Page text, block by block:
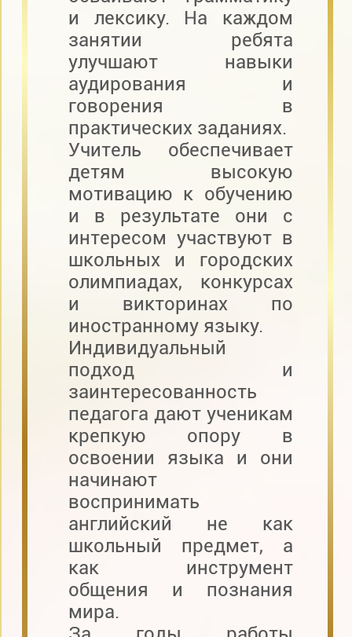
и лексику. На каждом
занятии ребята
улучшают навыки
аудирования и
говорения в
практических заданиях.
Учитель обеспечивает
детям высокую
мотивацию к обучению
и в результате они с
интересом участвуют в
школьных и городских
олимпиадах, конкурсах
и викторинах по
иностранному языку.
Индивидуальный
подход и
заинтересованность
педагога дают ученикам
крепкую опору в
освоении языка и они
начинают
воспринимать
английский не как
школьный предмет, а
как инструмент
общения и познания
мира.